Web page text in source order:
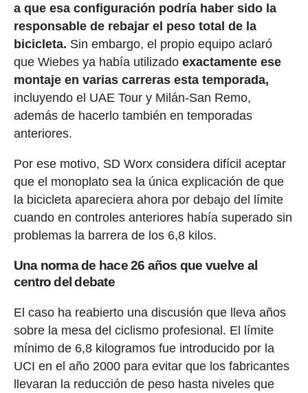
a que esa configuración podría haber sido la
responsable de rebajar el peso total de la
bicicleta. Sin embargo, el propio equipo aclaró
que Wiebes ya había utilizado exactamente ese
montaje en varias carreras esta temporada,
incluyendo el UAE Tour y Milán-San Remo,
además de hacerlo también en temporadas
anteriores.
Por ese motivo, SD Worx considera difícil aceptar
que el monoplato sea la única explicación de que
la bicicleta apareciera ahora por debajo del límite
cuando en controles anteriores había superado sin
problemas la barrera de los 6,8 kilos.
Una norma de hace 26 años que vuelve al
centro del debate
El caso ha reabierto una discusión que lleva años
sobre la mesa del ciclismo profesional. El límite
mínimo de 6,8 kilogramos fue introducido por la
UCI en el año 2000 para evitar que los fabricantes
llevaran la reducción de peso hasta niveles que